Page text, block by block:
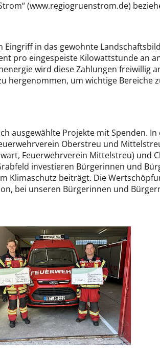
(www.regiogruenstrom.de)
in das gewohnte
pro eingespeiste Kilowattstunde an
wird diese Zahlungen freiwillig
hergenommen, um wichtige Bereiche
ausgewählte Projekte mit Spenden. In
Oberstreu und
Feuerwehrverein Mittelstreu) und
investieren Bürgerinnen und
Klimaschutz beiträgt. Die
bei unseren Bürgerinnen und